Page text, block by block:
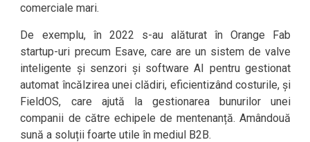
comerciale mari.
De exemplu, în 2022 s-au alăturat în Orange Fab
startup-uri precum Esave, care are un sistem de valve
inteligente și senzori și software AI pentru gestionat
automat încălzirea unei clădiri, eficientizând costurile, și
FieldOS, care ajută la gestionarea bunurilor unei
companii de către echipele de mentenanță. Amândouă
sună a soluții foarte utile în mediul B2B.